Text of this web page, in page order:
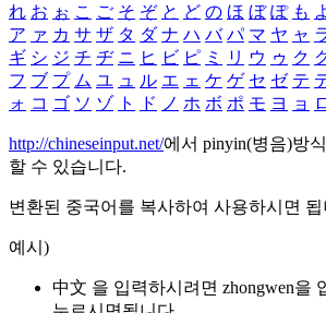
れ お ぉ こ ご そ ぞ と ど の ほ ぼ ぽ も
ア ァ カ サ ザ タ ダ ナ ハ バ パ マ ヤ ャ
ギ シ ジ チ ヂ ニ ヒ ビ ピ ミ リ ウ ゥ ク
フ ブ プ ム ユ ュ ル エ ェ ケ ゲ セ ゼ テ
ォ コ ゴ ソ ゾ ト ド ノ ホ ボ ポ モ ヨ ョ
http://chineseinput.net/에서 pinyin(병음)방
할 수 있습니다.
변환된 중국어를 복사하여 사용하시면 됩
예시)
中文 을 입력하시려면 zhongwen을